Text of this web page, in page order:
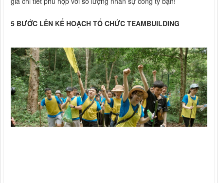
5 BƯỚC LÊN KẾ HOẠCH TỔ CHỨC TEAMBUILDING